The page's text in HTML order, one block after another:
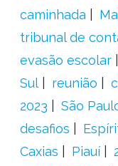
caminhada
tribunal de
evasão escolar
Sul
reunião
2023
São
desafios
Caxias
Piauí